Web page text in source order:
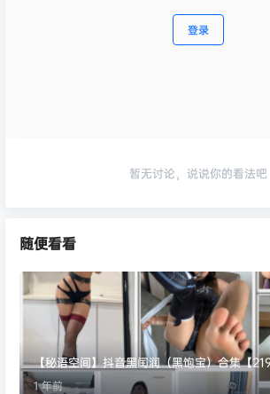
登录
暂无讨论，说说你的看法吧
随便看看
【秘语空间】抖音黑闰润（黑饱宝）合集【
1 年前